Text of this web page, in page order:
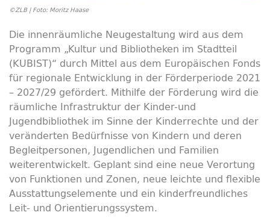
©ZLB | Foto: Moritz Haase
Die innenräumliche Neugestaltung wird aus dem
Programm „Kultur und Bibliotheken im Stadtteil
(KUBIST)“ durch Mittel aus dem Europäischen Fonds
für regionale Entwicklung in der Förderperiode 2021
– 2027/29 gefördert. Mithilfe der Förderung wird die
räumliche Infrastruktur der Kinder-und
Jugendbibliothek im Sinne der Kinderrechte und der
veränderten Bedürfnisse von Kindern und deren
Begleitpersonen, Jugendlichen und Familien
weiterentwickelt. Geplant sind eine neue Verortung
von Funktionen und Zonen, neue leichte und flexible
Ausstattungselemente und ein kinderfreundliches
Leit- und Orientierungssystem.